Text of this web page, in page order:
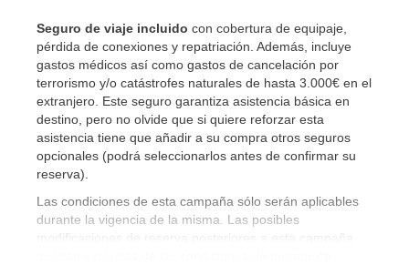
Seguro de viaje incluido con cobertura de equipaje,
pérdida de conexiones y repatriación. Además, incluye
gastos médicos así como gastos de cancelación por
terrorismo y/o catástrofes naturales de hasta 3.000€ en el
extranjero. Este seguro garantiza asistencia básica en
destino, pero no olvide que si quiere reforzar esta
asistencia tiene que añadir a su compra otros seguros
opcionales (podrá seleccionarlos antes de confirmar su
reserva)
Las condiciones de esta campaña sólo serán aplicables
durante la vigencia de la misma. Las posibles
modificaciones de reserva posteriores a esta campaña